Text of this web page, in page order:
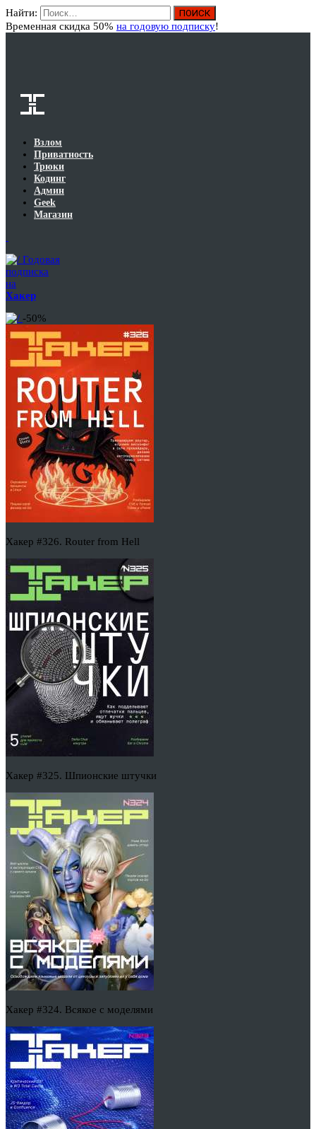
Найти:
Временная скидка 50% на годовую подписку!
Взлом
Приватность
Трюки
Кодинг
Админ
Geek
Магазин
Годовая
подписка
на
Хакер
-50%
Хакер #326. Router from Hell
Хакер #325. Шпионские штучки
Хакер #324. Всякое с моделями